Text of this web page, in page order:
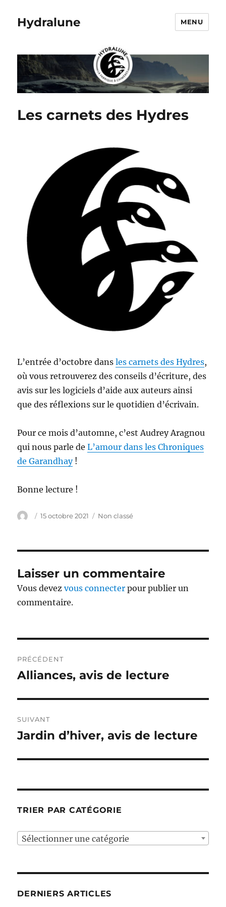
Hydralune MENU
Les carnets des Hydres
L’entrée d’octobre dansles carnets des Hydres,
où vous retrouverez des conseils d’écriture, des
avis sur les logiciels d’aide aux auteurs ainsi
que des réflexions sur le quotidien d’écrivain.
Pour ce mois d’automne, c’est Audrey Aragnou
qui nous parle deL’amour dans les Chroniques
de Garandhay!
Bonne lecture !
Auteur
Publié
15 octobre 2021 Catégories
Non classé
Laisser un commentaire
Vous devezvous connecter pour publier un
commentaire.
de
PRÉCÉDENT
Publication
Alliances, avis de lecture
SUIVANT
Publication
Jardin d’hiver, avis de lecture
TRIER PAR CATÉGORIE
Sélectionner une catégorie
DERNIERS ARTICLES